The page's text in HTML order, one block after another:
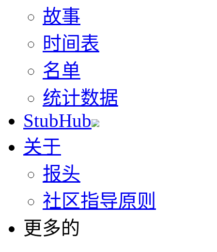
故事
时间表
名单
统计数据
StubHub
关于
报头
社区指导原则
更多的